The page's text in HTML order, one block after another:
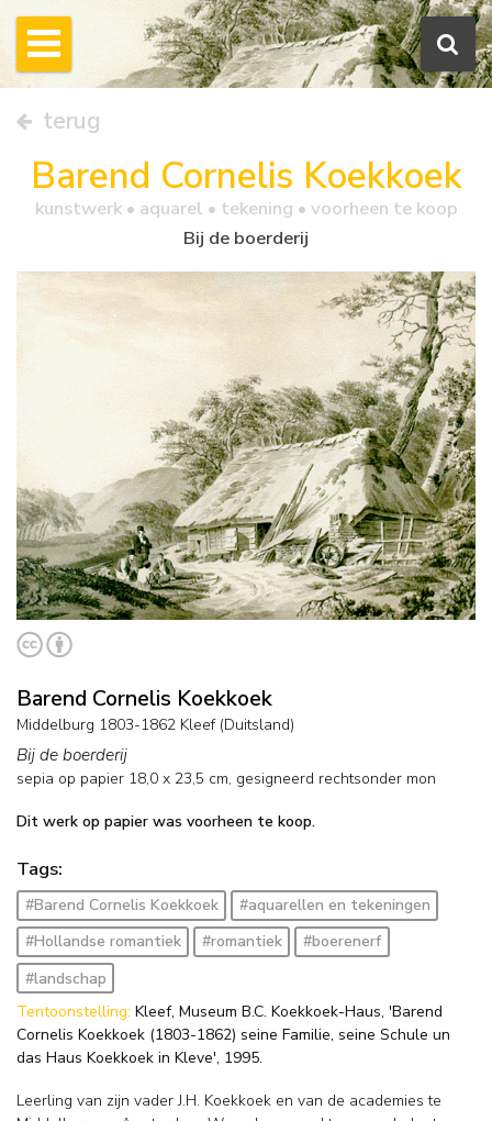
terug
Barend Cornelis Koekkoek
kunstwerk • aquarel • tekening • voorheen te koop
Bij de boerderij
Barend Cornelis Koekkoek
Middelburg 1803-1862 Kleef (Duitsland)
Bij de boerderij
sepia op papier 18,0 x 23,5 cm, gesigneerd rechtsonder mon
Dit werk op papier was voorheen te koop.
Tags:
#Barend Cornelis Koekkoek
#aquarellen en tekeningen
#Hollandse romantiek
#romantiek
#boerenerf
#landschap
Tentoonstelling: Kleef, Museum B.C. Koekkoek-Haus, 'Barend
Cornelis Koekkoek (1803-1862) seine Familie, seine Schule un
das Haus Koekkoek in Kleve', 1995.
Leerling van zijn vader J.H. Koekkoek en van de academies te